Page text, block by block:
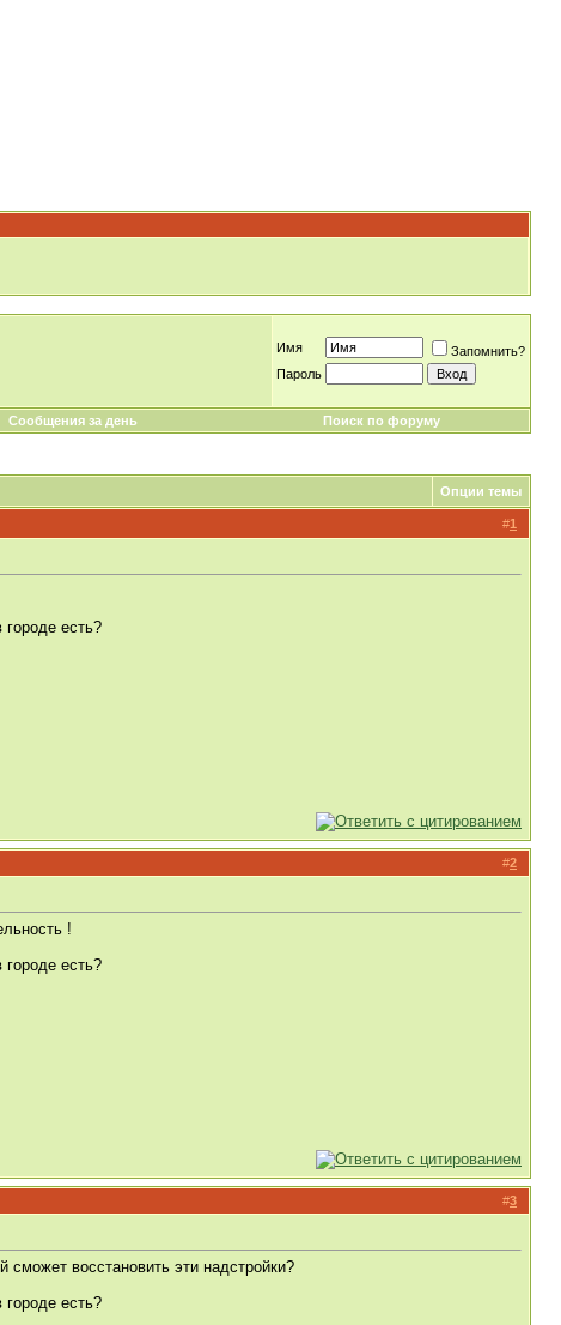
Имя
Запомнить?
Пароль
Сообщения за день Поиск по форуму
Опции темы
#1
есть?
#2
!
есть?
#3
сможет восстановить эти надстройки?
есть?